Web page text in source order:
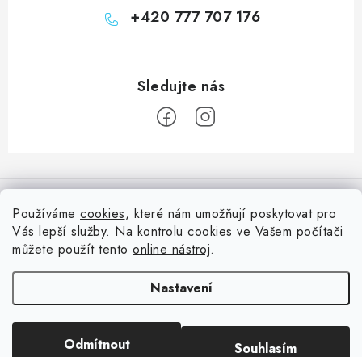
Používáme cookies, které nám umožňují poskytovat pro
Vás lepší služby. Na kontrolu cookies ve Vašem počítači
můžete použít tento online nástroj.
Nastavení
Odmítnout Souhlasím
+420 777 707 176
á
Doprava
Oblíbené ♥️
Hodnocení obchodu
Nepřehlédněte
Blog s nápady a návody
Slovník pojmů, české návody
. Všechna práva vyhrazena.Upravit nastavení